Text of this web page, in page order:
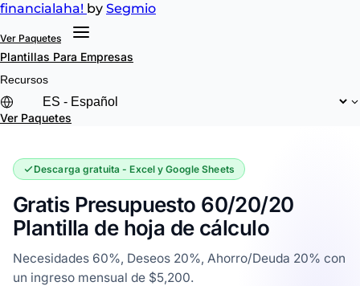
financialaha! by Segmio
Ver Paquetes
Plantillas Para Empresas
Recursos
Ver Paquetes
Descarga gratuita - Excel y Google Sheets
Gratis Presupuesto 60/20/20
Plantilla de hoja de cálculo
Necesidades 60%, Deseos 20%, Ahorro/Deuda 20% con
un ingreso mensual de $5,200.